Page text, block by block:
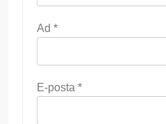
Ad *
E-posta *